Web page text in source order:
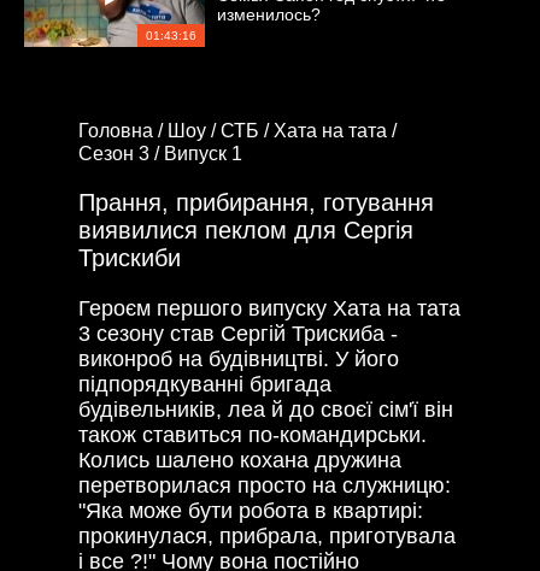
01:43:16
изменилось?
Головна / Шоу /СТБ / Хата на тата /
Сезон 3 / Випуск 1
Прання, прибирання, готування
виявилися пеклом для Сергія
Трискиби
Героєм першого випуску Хата на тата
3 сезону став Сергій Трискиба -
виконроб на будівництві. У його
підпорядкуванні бригада
будівельників, леа й до своєї сім'ї він
також ставиться по-командирськи.
Колись шалено кохана дружина
перетворилася просто на служницю:
"Яка може бути робота в квартирі:
прокинулася, прибрала, приготувала
і все ?!" Чому вона постійно